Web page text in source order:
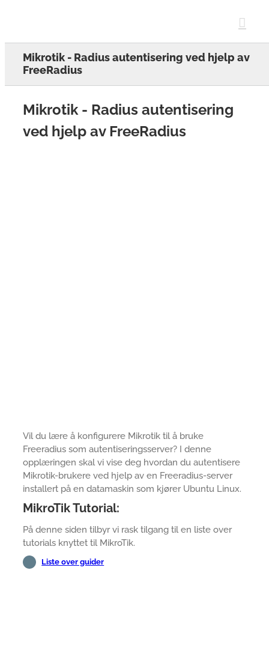
Mikrotik - Radius autentisering ved hjelp av
FreeRadius
Mikrotik - Radius autentisering
ved hjelp av FreeRadius
Vil du lære å konfigurere Mikrotik til å bruke
Freeradius som autentiseringsserver? I denne
opplæringen skal vi vise deg hvordan du autentisere
Mikrotik-brukere ved hjelp av en Freeradius-server
installert på en datamaskin som kjører Ubuntu Linux.
MikroTik Tutorial:
På denne siden tilbyr vi rask tilgang til en liste over
tutorials knyttet til MikroTik.
Liste over guider